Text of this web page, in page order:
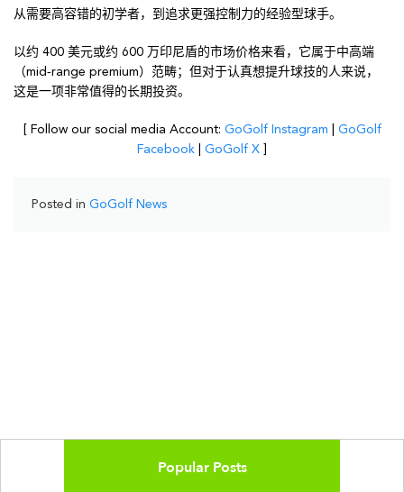
从需要高容错的初学者，到追求更强控制力的经验型球手。
以约 400 美元或约 600 万印尼盾的市场价格来看，它属于中高端
（mid‑range premium）范畴；但对于认真想提升球技的人来说，
这是一项非常值得的长期投资。
[ Follow our social media Account: GoGolf Instagram
GoGolf
Facebook
GoGolf X
Posted in GoGolf News
Popular Posts